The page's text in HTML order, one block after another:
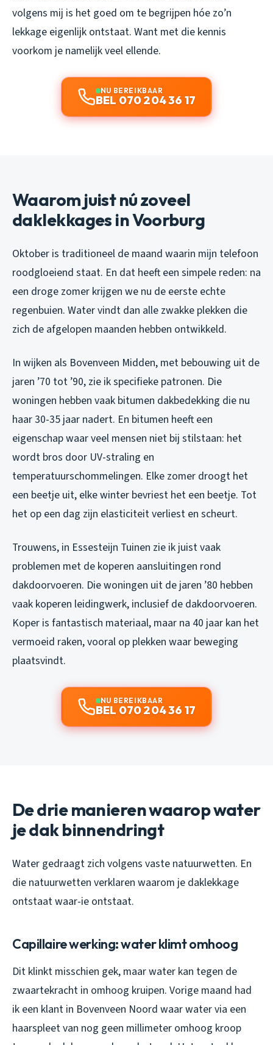
volgens mij is het goed om te begrijpen hóe zo’n
lekkage eigenlijk ontstaat. Want met die kennis
voorkom je namelijk veel ellende.
NU BEREIKBAAR
BEL 070 204 36 17
Waarom juist nú zoveel
daklekkages in Voorburg
Oktober is traditioneel de maand waarin mijn telefoon
roodgloeiend staat. En dat heeft een simpele reden: na
een droge zomer krijgen we nu de eerste echte
regenbuien. Water vindt dan alle zwakke plekken die
zich de afgelopen maanden hebben ontwikkeld.
In wijken als Bovenveen Midden, met bebouwing uit de
jaren ’70 tot ’90, zie ik specifieke patronen. Die
woningen hebben vaak bitumen dakbedekking die nu
haar 30-35 jaar nadert. En bitumen heeft een
eigenschap waar veel mensen niet bij stilstaan: het
wordt bros door UV-straling en
temperatuurschommelingen. Elke zomer droogt het
een beetje uit, elke winter bevriest het een beetje. Tot
het op een dag zijn elasticiteit verliest en scheurt.
Trouwens, in Essesteijn Tuinen zie ik juist vaak
problemen met de koperen aansluitingen rond
dakdoorvoeren. Die woningen uit de jaren ’80 hebben
vaak koperen leidingwerk, inclusief de dakdoorvoeren.
Koper is fantastisch materiaal, maar na 40 jaar kan het
vermoeid raken, vooral op plekken waar beweging
plaatsvindt.
NU BEREIKBAAR
BEL 070 204 36 17
De drie manieren waarop water
je dak binnendringt
Water gedraagt zich volgens vaste natuurwetten. En
die natuurwetten verklaren waarom je daklekkage
ontstaat waar-ie ontstaat.
Capillaire werking: water klimt omhoog
Dit klinkt misschien gek, maar water kan tegen de
zwaartekracht in omhoog kruipen. Vorige maand had
ik een klant in Bovenveen Noord waar water via een
haarspleet van nog geen millimeter omhoog kroop